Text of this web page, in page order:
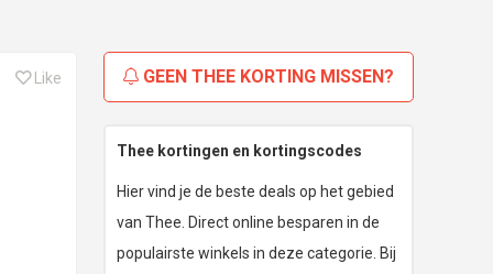
Like GEEN THEE KORTING MISSEN?
Thee kortingen en kortingscodes
Hier vind je de beste deals op het gebied
van Thee. Direct online besparen in de
populairste winkels in deze categorie. Bij